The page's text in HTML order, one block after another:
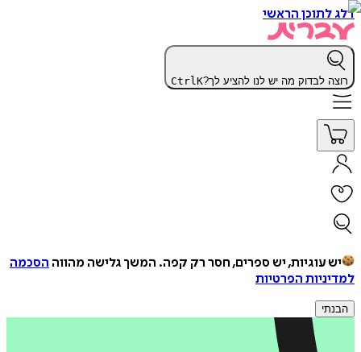
דלג לתוכן הראשי
רוצה לבדוק מה יש לנו להציע לך? CtrlK
יש עוגיות, יש ספרים, חסר רק קפה. המשך גלישה מהווה הסכמה
למדיניות הפרטיות
הבנתי